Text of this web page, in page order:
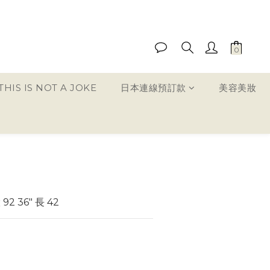
IS NOT A JOKE 日本連線預訂款 美容美妝
36" 長 42